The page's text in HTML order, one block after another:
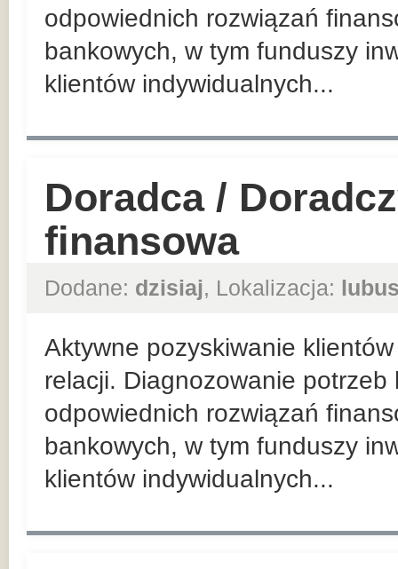
odpowiednich rozwiązań
bankowych, w tym funduszy
klientów indywidualnych...
Doradca /
finansowa
Dodane: dzisiaj, Lokalizacja:
Aktywne pozyskiwanie
relacji. Diagnozowanie
odpowiednich rozwiązań
bankowych, w tym funduszy
klientów indywidualnych...